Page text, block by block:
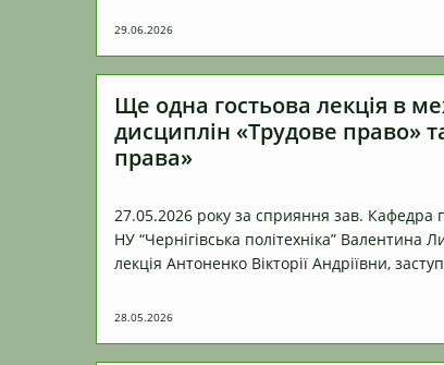
29.06.2026
Ще одна гостьова лекція в
дисциплін «Трудове право»
права»
27.05.2026 року за сприяння зав. Кафедра
НУ “Чернігівська політехніка” Валентина
лекція Антоненко Вікторії Андріївни,
28.05.2026